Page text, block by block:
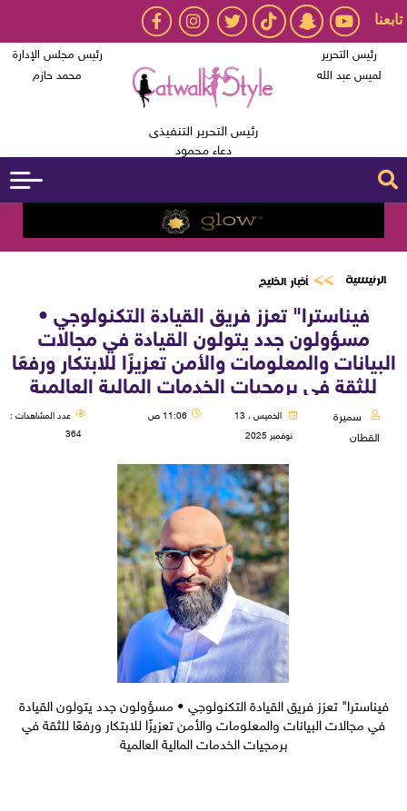
تابعنا
رئيس التحرير
لميس عبد الله
رئيس التحرير التنفيذى
دعاء محمود
رئيس مجلس الإدارة
محمد حازم
الرئيسية أخبار الخليج
فيناسترا" تعزز فريق القيادة التكنولوجي •
مسؤولون جدد يتولون القيادة في مجالات
البيانات والمعلومات والأمن تعزيزًا للابتكار ورفعًا
للثقة في برمجيات الخدمات المالية العالمية
سميرة
القطان
الخميس ، 13
نوفمبر 2025
11:06 ص
عدد المشاهدات :
364
فيناسترا" تعزز فريق القيادة التكنولوجي • مسؤولون جدد يتولون القيادة
في مجالات البيانات والمعلومات والأمن تعزيزًا للابتكار ورفعًا للثقة في
برمجيات الخدمات المالية العالمية